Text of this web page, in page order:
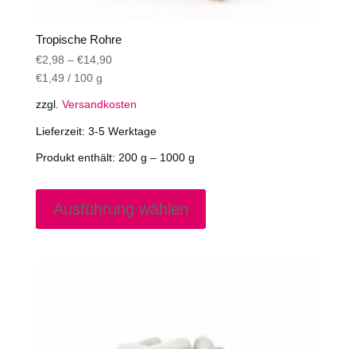
Tropische Rohre
€2,98 – €14,90
€1,49 / 100 g
zzgl. Versandkosten
Lieferzeit: 3-5 Werktage
Produkt enthält: 200 g – 1000 g
Ausführung wählen
können